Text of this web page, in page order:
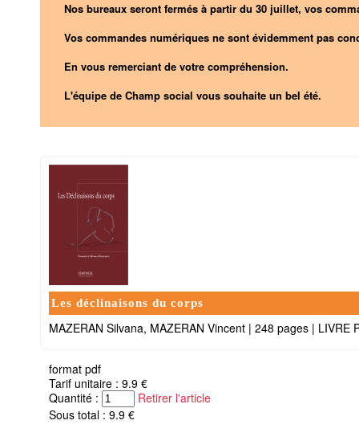
Nos bureaux seront fermés à partir du 30 juillet, vos
Vos commandes numériques ne sont évidemment pas
En vous remerciant de votre compréhension.
L'équipe de Champ social vous souhaite un bel été.
Les déclinaisons du corps
MAZERAN Silvana, MAZERAN Vincent | 248 pages | LIVRE
format pdf
Tarif unitaire : 9.9 €
Quantité :
Retirer l'article
Sous total : 9.9 €